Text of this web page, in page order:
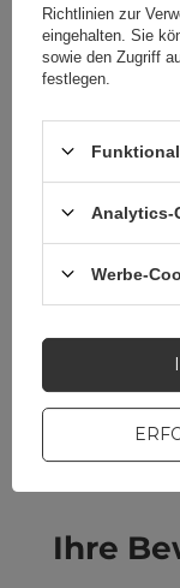
Brauchen
Fragen?
Stellen Sie eine
und wir werden
umgehend
und die
andere
Ihre
Richtlinien zur
eingehalten. Sie
sowie den Zugriff
festlegen.
Analytics-
Werbe-